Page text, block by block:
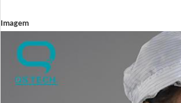
Imagem